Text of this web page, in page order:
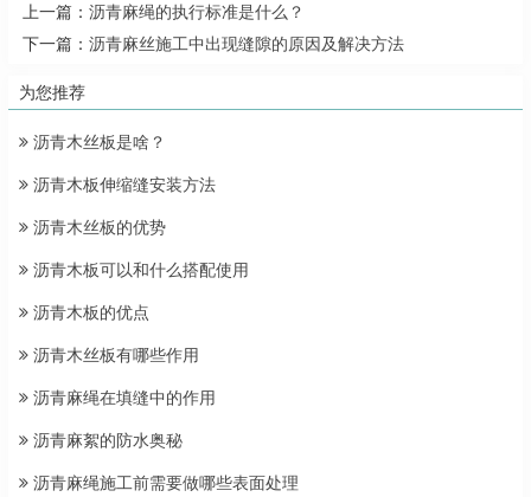
上一篇： 沥青麻绳的执行标准是什么？
下一篇： 沥青麻丝施工中出现缝隙的原因及解决方法
为您推荐
沥青木丝板是啥？
沥青木板伸缩缝安装方法
沥青木丝板的优势
沥青木板可以和什么搭配使用
沥青木板的优点
沥青木丝板有哪些作用
沥青麻绳在填缝中的作用
沥青麻絮的防水奥秘
沥青麻绳施工前需要做哪些表面处理